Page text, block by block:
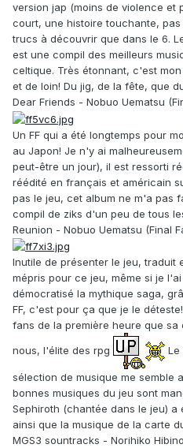
version jap (moins de violence et
court, une histoire touchante,
trucs à découvrir que dans le 6.
est une compil des meilleurs
celtique. Très étonnant, c'est
et de loin! Du jig, de la fête, que
Dear Friends - Nobuo Uematsu
Un FF qui a été longtemps pour
au Japon! Je n'y ai
peut-être un jour), il est ressorti
réédité en français et américain
pas le jeu, cet album ne m'a pas
compil de ziks d'un peu de tous
Reunion - Nobuo Uematsu (Final
Inutile de présenter le jeu, traduit
mépris pour ce jeu, même si je
démocratisé la mythique saga,
FF, c'est pour ça que je le
fans de la première heure que
nous, l'élite des rpg
Le
sélection de musique me semble
bonnes musiques du jeu sont
Sephiroth (chantée dans le jeu)
ainsi que la musique de la carte
MGS3 sountracks - Norihiko